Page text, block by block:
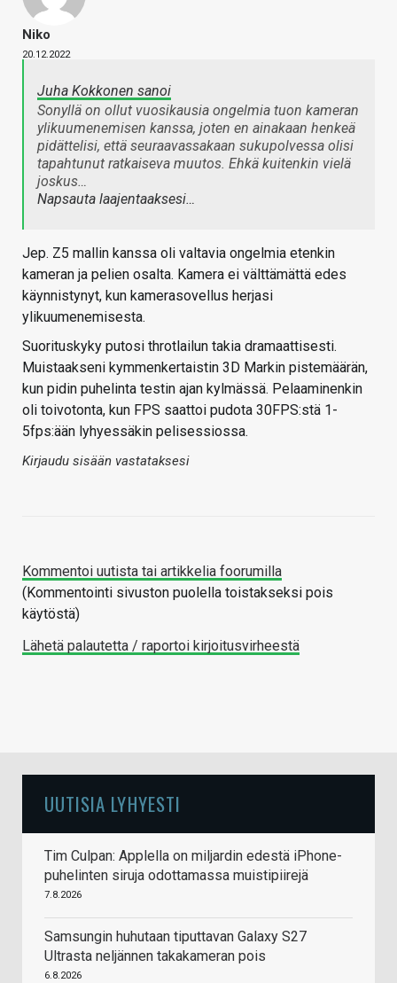
Niko
20.12.2022
Juha Kokkonen sanoi
Sonyllä on ollut vuosikausia ongelmia tuon kameran
ylikuumenemisen kanssa, joten en ainakaan henkeä
pidättelisi, että seuraavassakaan sukupolvessa olisi
tapahtunut ratkaiseva muutos. Ehkä kuitenkin vielä
joskus…
Napsauta laajentaaksesi…
Jep. Z5 mallin kanssa oli valtavia ongelmia etenkin
kameran ja pelien osalta. Kamera ei välttämättä edes
käynnistynyt, kun kamerasovellus herjasi
ylikuumenemisesta.
Suorituskyky putosi throtlailun takia dramaattisesti.
Muistaakseni kymmenkertaistin 3D Markin pistemäärän,
kun pidin puhelinta testin ajan kylmässä. Pelaaminenkin
oli toivotonta, kun FPS saattoi pudota 30FPS:stä 1-
5fps:ään lyhyessäkin pelisessiossa.
Kirjaudu sisään vastataksesi
Kommentoi uutista tai artikkelia foorumilla
(Kommentointi sivuston puolella toistakseksi pois
käytöstä)
Lähetä palautetta / raportoi kirjoitusvirheestä
UUTISIA LYHYESTI
Tim Culpan: Applella on miljardin edestä iPhone-
puhelinten siruja odottamassa muistipiirejä
7.8.2026
Samsungin huhutaan tiputtavan Galaxy S27
Ultrasta neljännen takakameran pois
6.8.2026